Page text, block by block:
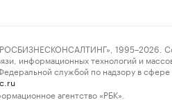
1995–2026.
информационных технологий и
службой по надзору в
агентство «РБК».